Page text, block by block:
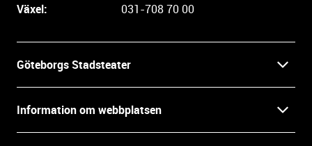
Växel:
031-708 70 00
Göteborgs Stadsteater
Press
Information om webbplatsen